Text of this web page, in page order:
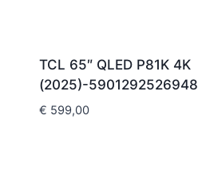
TCL 65″ QLED P81K 4K
(2025)-5901292526948
€ 599,00